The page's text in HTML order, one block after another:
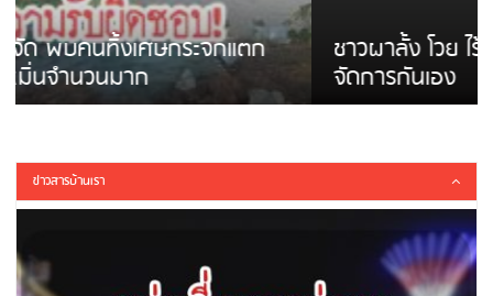
ชาวผาลั้ง โวย ไร้หน่วยงานดูแล ดินสไลด์ ต้อง
จัดการกันเอง
ข่าวสารบ้านเรา